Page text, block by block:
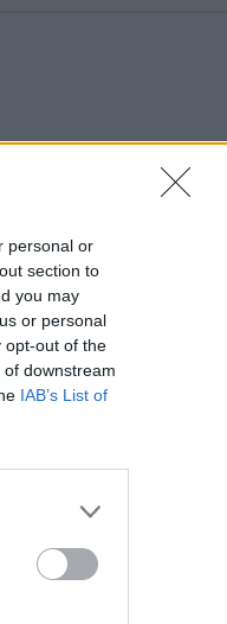
personal or
section to
you may
or personal
opt-out of the
downstream
IAB’s List of